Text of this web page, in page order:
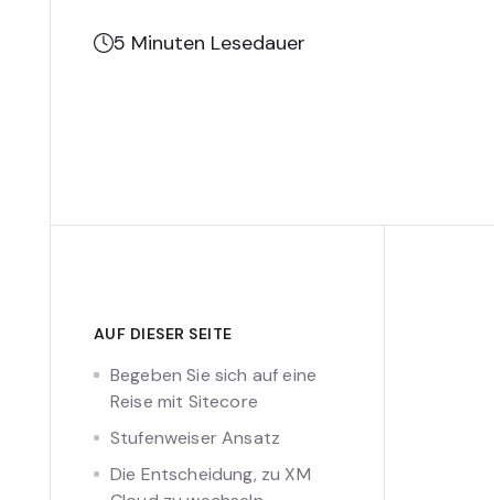
5 Minuten Lesedauer
AUF DIESER SEITE
Begeben Sie sich auf eine
Reise mit Sitecore
Stufenweiser Ansatz
Die Entscheidung, zu XM